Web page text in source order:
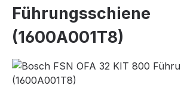
Führungsschiene
(1600A001T8)
Bildergalerie überspringen